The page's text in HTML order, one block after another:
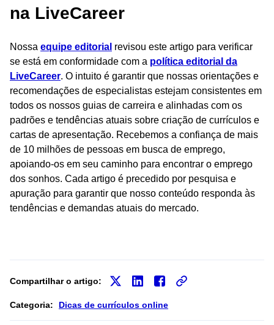
na LiveCareer
Nossa equipe editorial revisou este artigo para verificar
se está em conformidade com a política editorial da
LiveCareer. O intuito é garantir que nossas orientações e
recomendações de especialistas estejam consistentes em
todos os nossos guias de carreira e alinhadas com os
padrões e tendências atuais sobre criação de currículos e
cartas de apresentação. Recebemos a confiança de mais
de 10 milhões de pessoas em busca de emprego,
apoiando-os em seu caminho para encontrar o emprego
dos sonhos. Cada artigo é precedido por pesquisa e
apuração para garantir que nosso conteúdo responda às
tendências e demandas atuais do mercado.
Compartilhar o artigo:
Categoria: Dicas de currículos online